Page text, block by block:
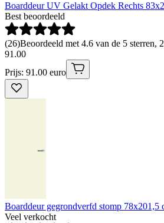
Boarddeur UV Gelakt Opdek Rechts
Best beoordeeld
(26)Beoordeeld met 4.6 van de 5 sterren,
91 .00
Prijs: 91.00 euro
Boarddeur gegrondverfd stomp 78x201,5
Veel verkocht